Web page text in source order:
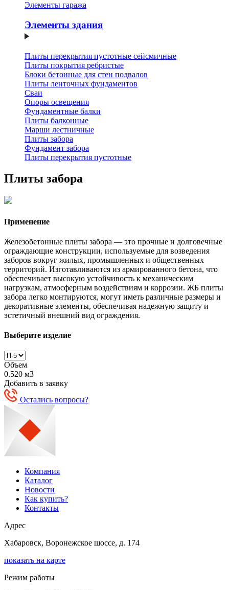
Элементы гаража
Элементы здания
Плиты перекрытия пустотные сейсмичные
Плиты покрытия ребристые
Блоки бетонные для стен подвалов
Плиты ленточных фундаментов
Сваи
Опоры освещения
Фундаментные балки
Плиты балконные
Марши лестничные
Плиты забора
Фундамент забора
Плиты перекрытия пустотные
Плиты забора
Применение
Железобетонные плиты забора — это прочные и долговечные
ограждающие конструкции, используемые для возведения
заборов вокруг жилых, промышленных и общественных
территорий. Изготавливаются из армированного бетона, что
обеспечивает высокую устойчивость к механическим
нагрузкам, атмосферным воздействиям и коррозии. ЖБ плиты
забора легко монтируются, могут иметь различные размеры и
декоративные элементы, обеспечивая надежную защиту и
эстетичный внешний вид ограждения.
Выберите изделие
Объем
0.520 м3
Добавить в заявку
Остались вопросы?
Компания
Каталог
Новости
Как купить?
Контакты
Адрес
Хабаровск, Воронежское шоссе, д. 174
показать на карте
Режим работы